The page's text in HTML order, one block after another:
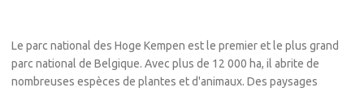
Le parc national des Hoge Kempen est le premier et le plus grand
parc national de Belgique. Avec plus de 12 000 ha, il abrite de
nombreuses espèces de plantes et d'animaux. Des paysages